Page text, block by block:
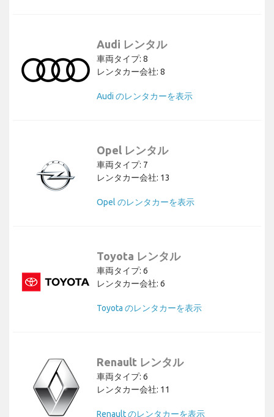
Audi レンタル
車両タイプ: 8
レンタカー会社: 8
Audi のレンタカーを表示
Opel レンタル
車両タイプ: 7
レンタカー会社: 13
Opel のレンタカーを表示
Toyota レンタル
車両タイプ: 6
レンタカー会社: 6
Toyota のレンタカーを表示
Renault レンタル
車両タイプ: 6
レンタカー会社: 11
Renault のレンタカーを表示